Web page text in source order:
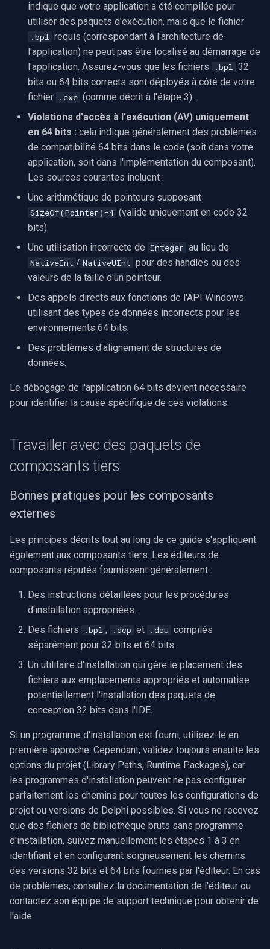
indique que votre application a été compilée pour
utiliser des paquets d'exécution, mais que le fichier
.bpl requis (correspondant à l'architecture de
l'application) ne peut pas être localisé au démarrage de
l'application. Assurez-vous que les fichiers
.bpl 32
bits ou 64 bits corrects sont déployés à côté de votre
fichier
.exe (comme décrit à l'étape 3).
Violations d'accès à l'exécution (AV) uniquement
en 64 bits : cela indique généralement des problèmes
de compatibilité 64 bits dans le code (soit dans votre
application, soit dans l'implémentation du composant).
Les sources courantes incluent :
Une arithmétique de pointeurs supposant
SizeOf(Pointer)=4 (valide uniquement en code 32
bits).
Une utilisation incorrecte de Integer au lieu de
NativeInt / NativeUInt pour des handles ou des
valeurs de la taille d'un pointeur.
Des appels directs aux fonctions de l'API Windows
utilisant des types de données incorrects pour les
environnements 64 bits.
Des problèmes d'alignement de structures de
données.
Le débogage de l'application 64 bits devient nécessaire
pour identifier la cause spécifique de ces violations.
Travailler avec des paquets de
composants tiers
Bonnes pratiques pour les composants
externes
Les principes décrits tout au long de ce guide s'appliquent
également aux composants tiers. Les éditeurs de
composants réputés fournissent généralement :
Des instructions détaillées pour les procédures
d'installation appropriées.
Des fichiers
.bpl , .dcp et .dcu compilés
séparément pour 32 bits et 64 bits.
Un utilitaire d'installation qui gère le placement des
fichiers aux emplacements appropriés et automatise
potentiellement l'installation des paquets de
conception 32 bits dans l'IDE.
Si un programme d'installation est fourni, utilisez-le en
première approche. Cependant, validez toujours ensuite les
options du projet (Library Paths, Runtime Packages), car
les programmes d'installation peuvent ne pas configurer
parfaitement les chemins pour toutes les configurations de
projet ou versions de Delphi possibles. Si vous ne recevez
que des fichiers de bibliothèque bruts sans programme
d'installation, suivez manuellement les étapes 1 à 3 en
identifiant et en configurant soigneusement les chemins
des versions 32 bits et 64 bits fournies par l'éditeur. En cas
de problèmes, consultez la documentation de l'éditeur ou
contactez son équipe de support technique pour obtenir de
l'aide.